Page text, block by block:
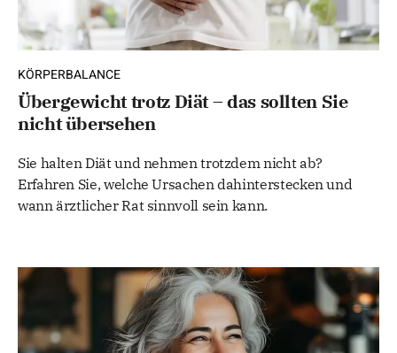
KÖRPERBALANCE
Übergewicht trotz Diät – das sollten Sie
nicht übersehen
Sie halten Diät und nehmen trotzdem nicht ab?
Erfahren Sie, welche Ursachen dahinterstecken und
wann ärztlicher Rat sinnvoll sein kann.